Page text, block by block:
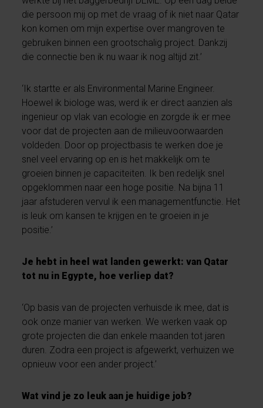
die persoon mij op met de vraag of ik niet naar Qatar
kon komen om mijn expertise over mangroven te
gebruiken binnen een grootschalig project. Dankzij
die connectie ben ik nu waar ik nog altijd zit.’
‘Ik startte er als Environmental Marine Engineer.
Hoewel ik biologe was, werd ik er direct aanzien als
ingenieur op vlak van ecologie en zorgde ik er mee
voor dat de projecten aan de milieuvoorwaarden
voldeden. Door op projectbasis te werken doe je
snel veel ervaring op en is het makkelijk om te
groeien binnen je capaciteiten. Ik ben redelijk snel
opgeklommen naar een hoge positie. Na bijna 11
jaar afstuderen vervul ik een managementfunctie. Het
is leuk om kansen te krijgen en te groeien in je
positie.’
Je hebt in heel wat landen gewerkt: van Qatar
tot nu in Egypte, hoe verliep dat?
‘Op basis van de projecten verhuisde ik mee, dat is
ook onze manier van werken. We werken vaak op
grote projecten die dan enkele maanden tot jaren
duren. Zodra een project is afgewerkt, verhuizen we
opnieuw voor een ander project.’
Wat vind je zo leuk aan je huidige job?